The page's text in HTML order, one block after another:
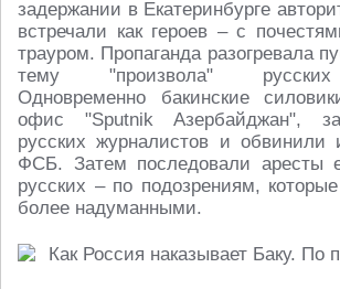
задержании в Екатеринбурге
встречали как героев – с
трауром. Пропаганда разогревала
тему "произвола"
Одновременно бакинские
офис "Sputnik Азербайджан",
русских журналистов и
ФСБ. Затем последовали аресты
русских – по подозрениям,
более надуманными.